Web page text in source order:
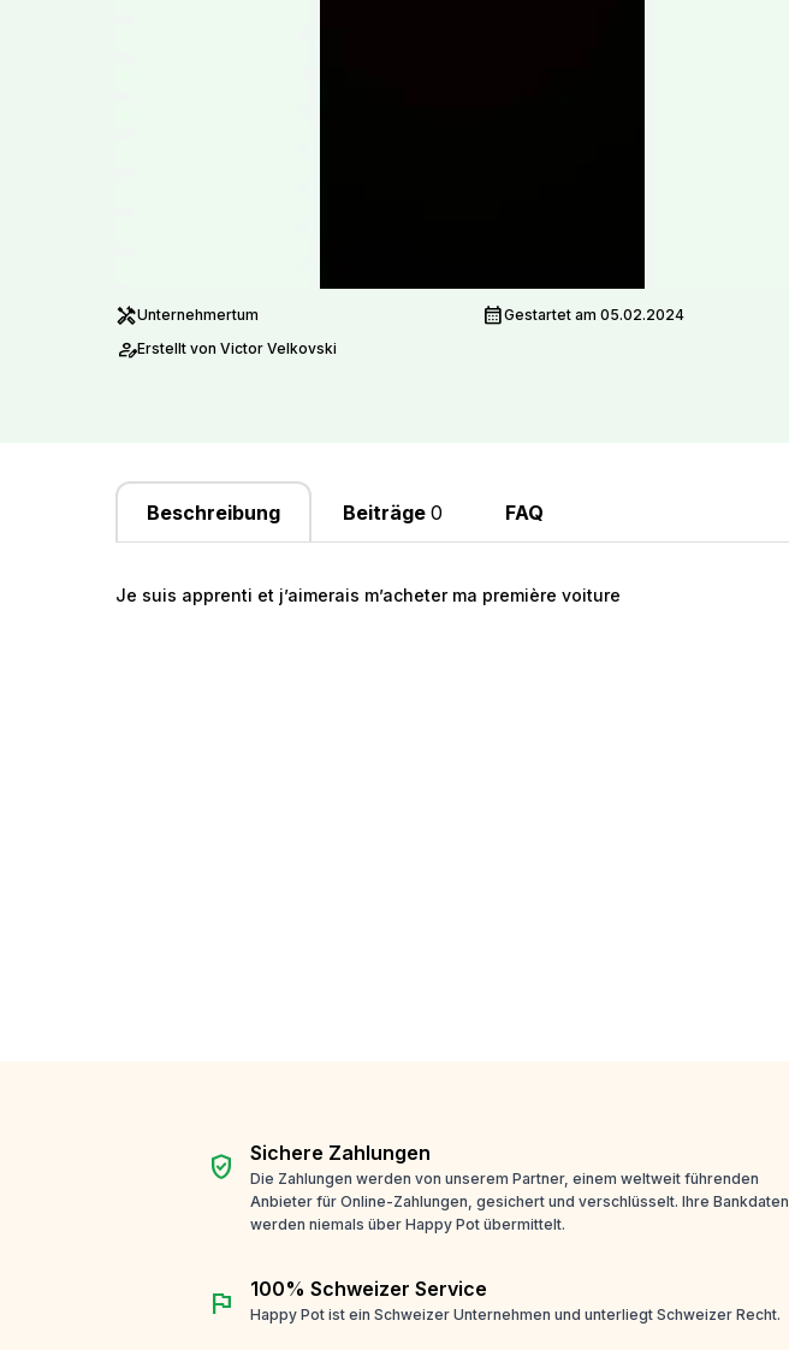
handymanUnternehmertum calendar_monthGestartet am 05.02.2024
person_editErstellt von Victor Velkovski
Beschreibung Beiträge 0 FAQ
Je suis apprenti et j’aimerais m’acheter ma première voiture
verified_user Sichere Zahlungen
Die Zahlungen werden von unserem Partner, einem weltweit führenden
Anbieter für Online-Zahlungen, gesichert und verschlüsselt. Ihre Bankdaten
werden niemals über Happy Pot übermittelt.
flag 100% Schweizer Service
Happy Pot ist ein Schweizer Unternehmen und unterliegt Schweizer Recht.